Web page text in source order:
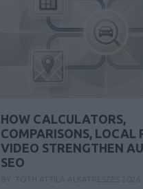
HOW CALCULATORS,
COMPARISONS, LOCAL
VIDEO STRENGTHEN
SEO